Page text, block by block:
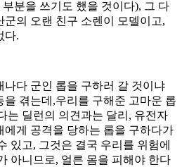
분을 쓰기도 했을 것이다), 그 다
의 오랜 친구 소렌이 모델이고,
다.
나다 군인 롭을 구하러 갈 것이냐
겪는데,우리를 구해준 고마운 롭
는 딜런의 의견과는 달리, 유전자
에게 공격을 당하는 롭을 구하다가
있고, 그것은 결국 우리를 위험에
아니므로, 얼른 몸을 피해야 한다